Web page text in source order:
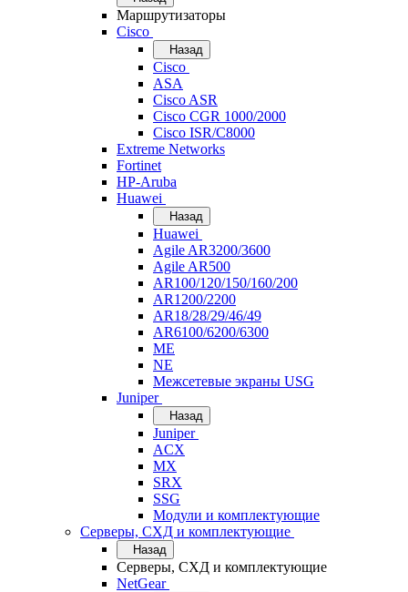
Маршрутизаторы
Cisco
Назад
Cisco
ASA
Cisco ASR
Cisco CGR 1000/2000
Cisco ISR/С8000
Extreme Networks
Fortinet
HP-Aruba
Huawei
Назад
Huawei
Agile AR3200/3600
Agile AR500
AR100/120/150/160/200
AR1200/2200
AR18/28/29/46/49
AR6100/6200/6300
ME
NE
Межсетевые экраны USG
Juniper
Назад
Juniper
ACX
MX
SRX
SSG
Модули и комплектующие
Серверы, СХД и комплектующие
Назад
Серверы, СХД и комплектующие
NetGear